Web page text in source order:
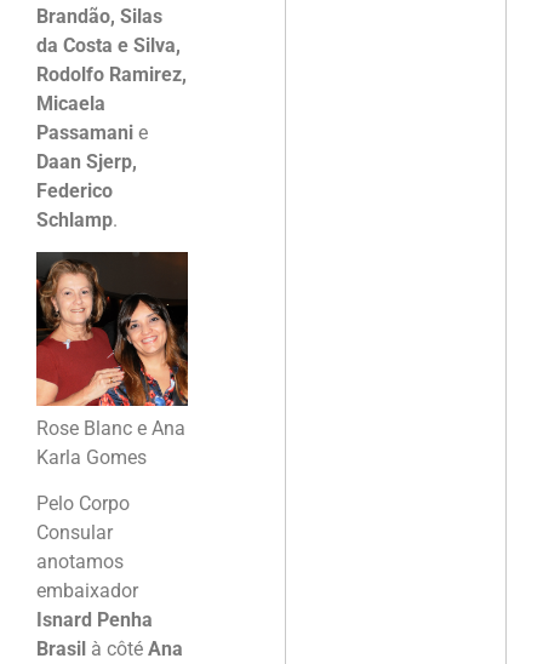
Brandão, Silas
da Costa e Silva,
Rodolfo Ramirez,
Micaela
Passamani e
Daan Sjerp,
Federico
Schlamp.
Rose Blanc e Ana
Karla Gomes
Pelo Corpo
Consular
anotamos
embaixador
Isnard Penha
Brasil à côté Ana